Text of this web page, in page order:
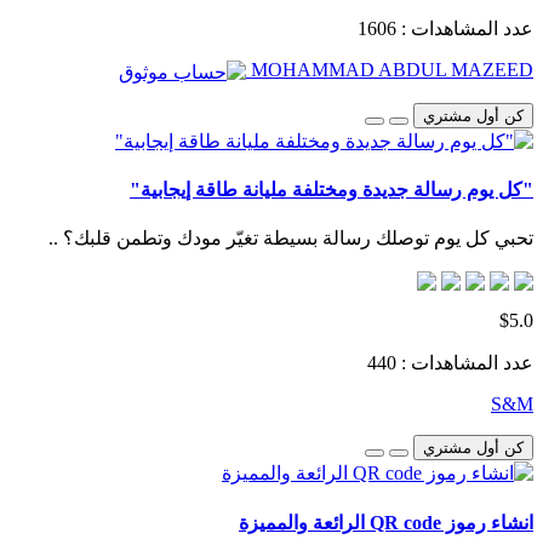
عدد المشاهدات : 1606
MOHAMMAD ABDUL MAZEED
كن أول مشتري
"كل يوم رسالة جديدة ومختلفة مليانة طاقة إيجابية"
تحبي كل يوم توصلك رسالة بسيطة تغيّر مودك وتطمن قلبك؟ ..
$5.0
عدد المشاهدات : 440
S&M
كن أول مشتري
انشاء رموز QR code الرائعة والمميزة